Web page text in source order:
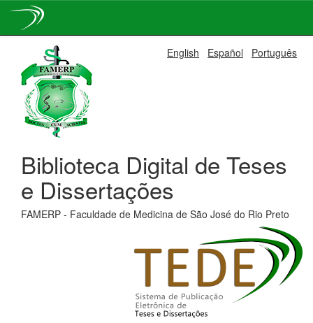
navigation
English Español Português
Biblioteca Digital de Teses
e Dissertações
FAMERP - Faculdade de Medicina de São José do Rio Preto